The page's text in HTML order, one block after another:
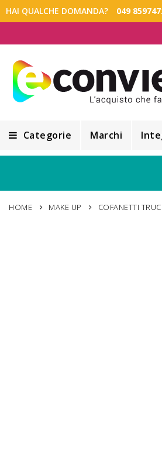
HAI QUALCHE DOMANDA? 049
Categorie
Alimentazione e Dietetica
Marchi
HOME MAKE UP COFANETTI